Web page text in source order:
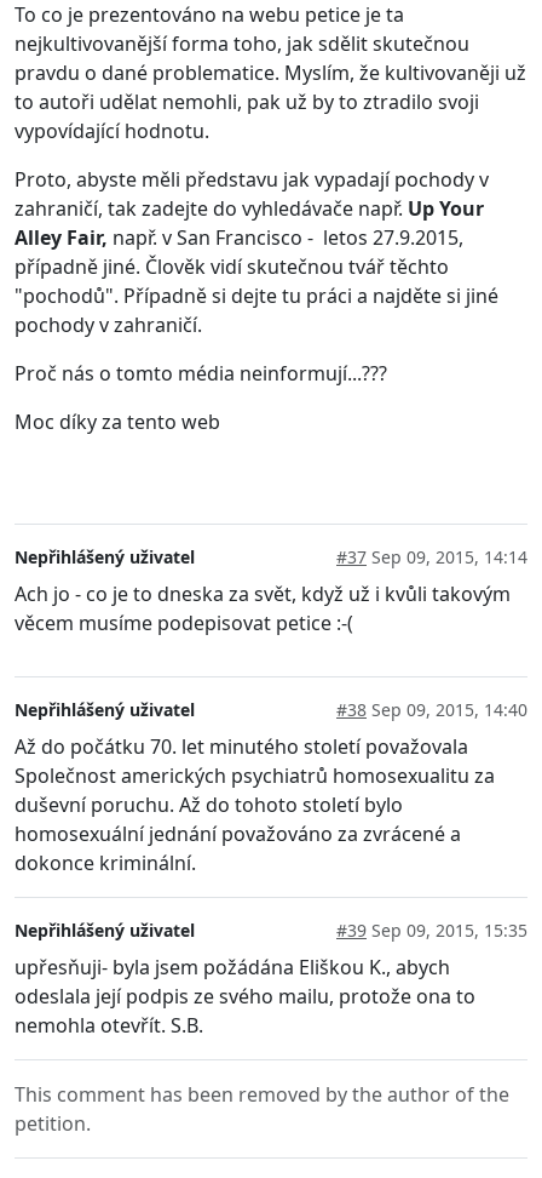
To co je prezentováno na webu petice je ta
nejkultivovanější forma toho, jak sdělit skutečnou
pravdu o dané problematice. Myslím, že kultivovaněji už
to autoři udělat nemohli, pak už by to ztradilo svoji
vypovídající hodnotu.
Proto, abyste měli představu jak vypadají pochody v
zahraničí, tak zadejte do vyhledávače např. Up Your
Alley Fair, např. v San Francisco - letos 27.9.2015,
případně jiné. Člověk vidí skutečnou tvář těchto
"pochodů". Případně si dejte tu práci a najděte si jiné
pochody v zahraničí.
Proč nás o tomto média neinformují...???
Moc díky za tento web
Nepřihlášený uživatel #37 Sep 09, 2015, 14:14
Ach jo - co je to dneska za svět, když už i kvůli takovým
věcem musíme podepisovat petice :-(
Nepřihlášený uživatel #38 Sep 09, 2015, 14:40
Až do počátku 70. let minutého století považovala
Společnost amerických psychiatrů homosexualitu za
duševní poruchu. Až do tohoto století bylo
homosexuální jednání považováno za zvrácené a
dokonce kriminální.
Nepřihlášený uživatel #39 Sep 09, 2015, 15:35
upřesňuji- byla jsem požádána Eliškou K., abych
odeslala její podpis ze svého mailu, protože ona to
nemohla otevřít. S.B.
This comment has been removed by the author of the
petition.